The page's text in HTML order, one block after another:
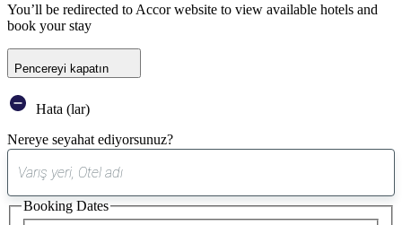
You’ll be redirected to Accor website to view available hotels and
book your stay
Pencereyi kapatın
Hata (lar)
Nereye seyahat ediyorsunuz?
öneri
bulundu
Booking Dates